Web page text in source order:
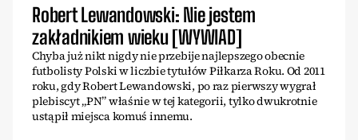
Robert Lewandowski: Nie jestem
zakładnikiem wieku [WYWIAD]
Chyba już nikt nigdy nie przebije najlepszego obecnie
futbolisty Polski w liczbie tytułów Piłkarza Roku. Od 2011
roku, gdy Robert Lewandowski, po raz pierwszy wygrał
plebiscyt „PN” właśnie w tej kategorii, tylko dwukrotnie
ustąpił miejsca komuś innemu.